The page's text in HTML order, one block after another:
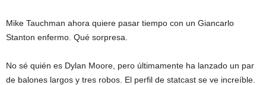
Mike Tauchman ahora quiere pasar tiempo con un Giancarlo
Stanton enfermo. Qué sorpresa.
No sé quién es Dylan Moore, pero últimamente ha lanzado un par
de balones largos y tres robos. El perfil de statcast se ve increíble.